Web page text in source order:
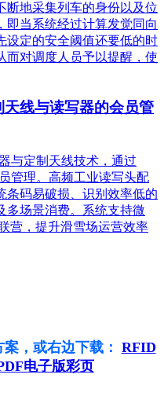
断地采集列车的身份以及位
即当系统经过计算发觉同向
设定的安全阈值还要低的时
而对调度人员予以提醒，使
线与读写器的会员管
与定制天线技术，通过
管理。高频工业读写头配
条码易破损、识别效率低的
多场景消费。系统支持微
营，提升滑雪场运营效率
，或右边下载： RFID
电子版彩页